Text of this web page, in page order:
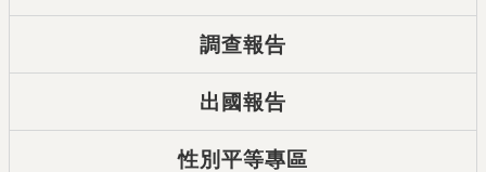
調查報告
出國報告
性別平等專區